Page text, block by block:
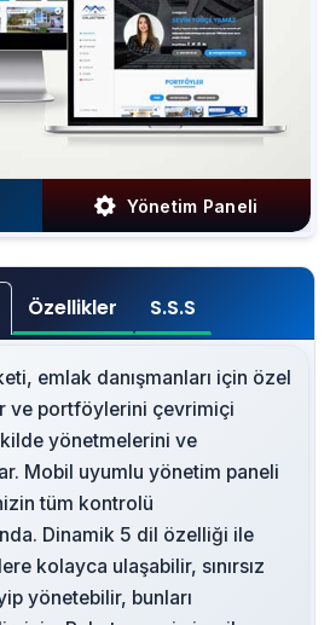
Yönetim Paneli
Özellikler S.S.S
emlak danışmanları için özel
ve portföylerini çevrimiçi
yönetmelerini ve
Mobil uyumlu yönetim paneli
tüm kontrolü
Dinamik 5 dil özelliği ile
kolayca ulaşabilir, sınırsız
yönetebilir, bunları